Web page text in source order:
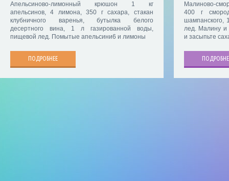
Апельсиново-лимонный крюшон 1 кг
апельсинов, 4 лимона, 350 г сахара, стакан
клубничного варенья, бутылка белого
десертного вина, 1 л газированной воды,
пищевой лед. Помытые апельсини6 и лимоны
ПОДРОБНЕЕ
Малиново-
400 г
шампанского,
лед. Малину и
и засыпьте